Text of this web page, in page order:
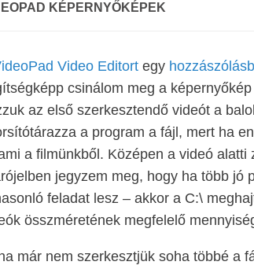
KÉPERNYŐKÉPEK
Video Editort egy
csinálom meg a
az első szerkesztendő videót a
a program a fájl, mert ha
a filmünkből. Középen a videó
jegyzem meg, hogy ha több jó
feladat lesz – akkor a C:\
összméretének megfelelő
már nem szerkesztjük soha többé a